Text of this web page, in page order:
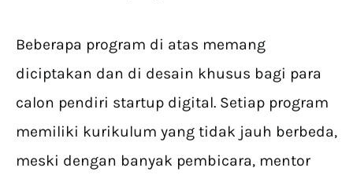
Beberapa program di atas memang
diciptakan dan di desain khusus bagi para
calon pendiri startup digital. Setiap program
memiliki kurikulum yang tidak jauh berbeda,
meski dengan banyak pembicara, mentor